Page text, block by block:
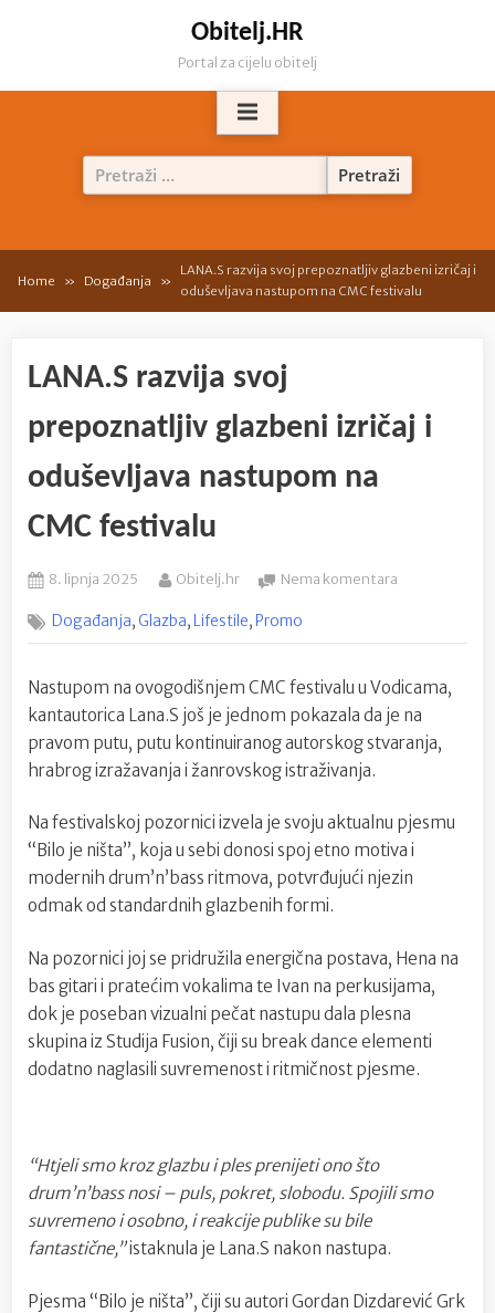
Obitelj.HR
Portal za cijelu obitelj
Pretraži:
Home Događanja
LANA.S razvija svoj prepoznatljiv glazbeni izričaj i
oduševljava nastupom na CMC festivalu
LANA.S razvija svoj
prepoznatljiv glazbeni izričaj i
oduševljava nastupom na
CMC festivalu
Posted
8. lipnja 2025 By
Obitelj.hr Nema komentara
svoj
glazbeni
izričaj
i
na
CMC festivalu
Događanja, Glazba,Lifestile,Promo
Nastupom na ovogodišnjem CMC festivalu u Vodicama,
kantautorica Lana.S još je jednom pokazala da je na
pravom putu, putu kontinuiranog autorskog stvaranja,
hrabrog izražavanja i žanrovskog istraživanja.
Na festivalskoj pozornici izvela je svoju aktualnu pjesmu
“Bilo je ništa”, koja u sebi donosi spoj etno motiva i
modernih drum’n’bass ritmova, potvrđujući njezin
odmak od standardnih glazbenih formi.
Na pozornici joj se pridružila energična postava, Hena na
bas gitari i pratećim vokalima te Ivan na perkusijama,
dok je poseban vizualni pečat nastupu dala plesna
skupina iz Studija Fusion, čiji su break dance elementi
dodatno naglasili suvremenost i ritmičnost pjesme.
“Htjeli smo kroz glazbu i ples prenijeti ono što
drum’n’bass nosi – puls, pokret, slobodu. Spojili smo
suvremeno i osobno, i reakcije publike su bile
fantastične,”istaknula je Lana.S nakon nastupa.
Pjesma “Bilo je ništa”, čiji su autori Gordan Dizdarević Grk